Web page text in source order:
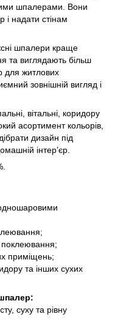
шпалерами. Вони
і надати стінам
шпалери краще
та виглядають більш
для житлових
зовнішній вигляд і
вітальні, коридору
асортимент кольорів,
дизайн під
інтер’єр.
поклеювання;
приміщень;
та інших сухих
суху та рівну